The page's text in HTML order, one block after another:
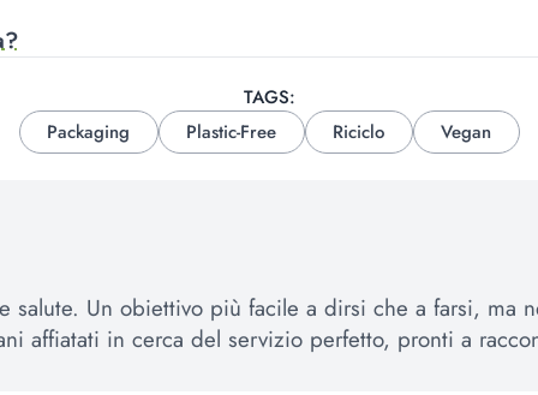
TAGS:
Packaging
Plastic-Free Riciclo Vegan
salute. Un obiettivo più facile a dirsi che a farsi, ma
affiatati in cerca del servizio perfetto, pronti a